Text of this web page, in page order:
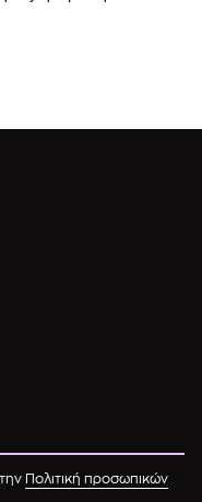
Πολιτική προσωπικών